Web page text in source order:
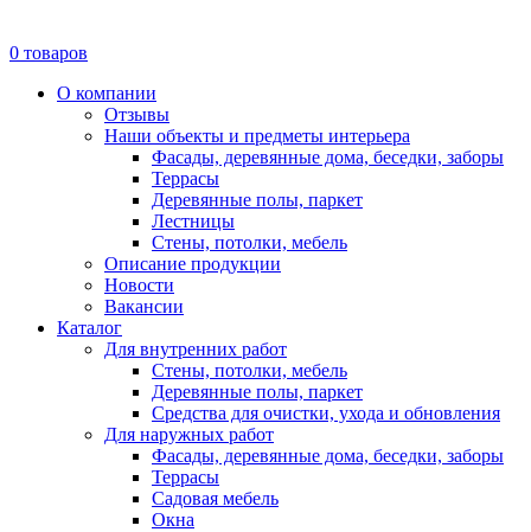
0 товаров
О компании
Отзывы
Наши объекты и предметы интерьера
Фасады, деревянные дома, беседки, заборы
Террасы
Деревянные полы, паркет
Лестницы
Стены, потолки, мебель
Описание продукции
Новости
Вакансии
Каталог
Для внутренних работ
Стены, потолки, мебель
Деревянные полы, паркет
Средства для очистки, ухода и обновления
Для наружных работ
Фасады, деревянные дома, беседки, заборы
Террасы
Садовая мебель
Окна